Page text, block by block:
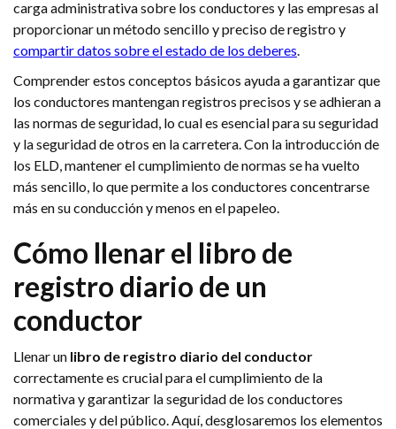
carga administrativa sobre los conductores y las empresas al
proporcionar un método sencillo y preciso de registro y
compartir datos sobre el estado de los deberes
Comprender estos conceptos básicos ayuda a garantizar que
los conductores mantengan registros precisos y se adhieran a
las normas de seguridad, lo cual es esencial para su seguridad
y la seguridad de otros en la carretera. Con la introducción de
los ELD, mantener el cumplimiento de normas se ha vuelto
más sencillo, lo que permite a los conductores concentrarse
más en su conducción y menos en el papeleo.
Cómo llenar el libro de
registro diario de un
conductor
Llenar un libro de registro diario del conductor
correctamente es crucial para el cumplimiento de la
normativa y garantizar la seguridad de los conductores
comerciales y del público. Aquí, desglosaremos los elementos